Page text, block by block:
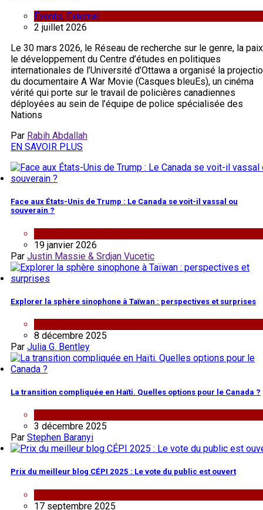
Events, External
2 juillet 2026
Le 30 mars 2026, le Réseau de recherche sur le genre, la
le développement du Centre d’études en politiques
internationales de l’Université d’Ottawa a organisé la
du documentaire A War Movie (Casques bleuEs), un cinéma
vérité qui porte sur le travail de policières canadiennes
déployées au sein de l’équipe de police spécialisée des
Nations
Par Rabih Abdallah
EN SAVOIR PLUS
Face aux États-Unis de Trump : Le Canada se voit-il vassal ou
souverain ?
19 janvier 2026
Par Justin Massie & Srdjan Vucetic
Explorer la sphère sinophone à Taïwan : perspectives et surprises
8 décembre 2025
Par Julia G. Bentley
La transition compliquée en Haïti. Quelles options pour le Canada ?
3 décembre 2025
Par Stephen Baranyi
Prix du meilleur blog CÉPI 2025 : Le vote du public est ouvert
17 septembre 2025